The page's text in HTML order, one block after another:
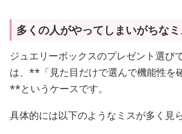
多くの人がやってしまいがちな
ジュエリーボックスのプレゼント選び
は、**「見た目だけで選んで機能性を
**というケースです。
具体的には以下のようなミスが多く見ら